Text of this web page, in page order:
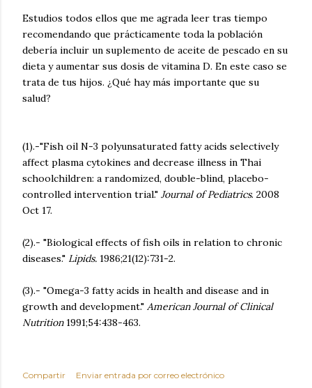
Estudios todos ellos que me agrada leer tras tiempo
recomendando que prácticamente toda la población
debería incluir un suplemento de aceite de pescado en su
dieta y aumentar sus dosis de vitamina D. En este caso se
trata de tus hijos. ¿Qué hay más importante que su
salud?
(1).-"Fish oil N-3 polyunsaturated fatty acids selectively
affect plasma cytokines and decrease illness in Thai
schoolchildren: a randomized, double-blind, placebo-
controlled intervention trial." Journal of Pediatrics. 2008
Oct 17.
(2).- "Biological effects of fish oils in relation to chronic
diseases." Lipids. 1986;21(12):731-2.
(3).- "Omega-3 fatty acids in health and disease and in
growth and development." American Journal of Clinical
Nutrition 1991;54:438-463.
Compartir
Enviar entrada por correo electrónico